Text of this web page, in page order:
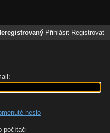
Přihlásit Registrovat
heslo
počítači